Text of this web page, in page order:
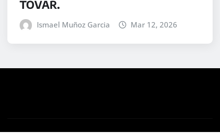
TOVAR.
Ismael Muñoz Garcia Mar 12, 2026